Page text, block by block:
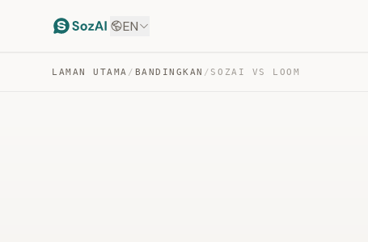
EN
LAMAN UTAMA / BANDINGKAN / SOZAI VS LOOM